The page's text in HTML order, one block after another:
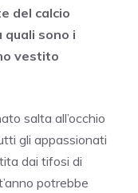
del calcio
quali sono i
vestito
salta all’occhio
gli appassionati
dai tifosi di
potrebbe